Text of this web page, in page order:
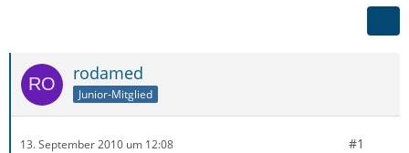
rodamed
Junior-Mitglied
13. September 2010 um 12:08 #1